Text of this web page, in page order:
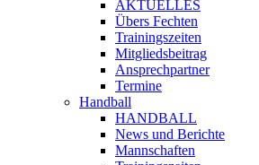
AKTUELLES
Übers Fechten
Trainingszeiten
Mitgliedsbeitrag
Ansprechpartner
Termine
Handball
HANDBALL
News und Berichte
Mannschaften